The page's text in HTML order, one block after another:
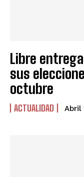
Libre
sus
octubre
ACTUALIDAD Abril